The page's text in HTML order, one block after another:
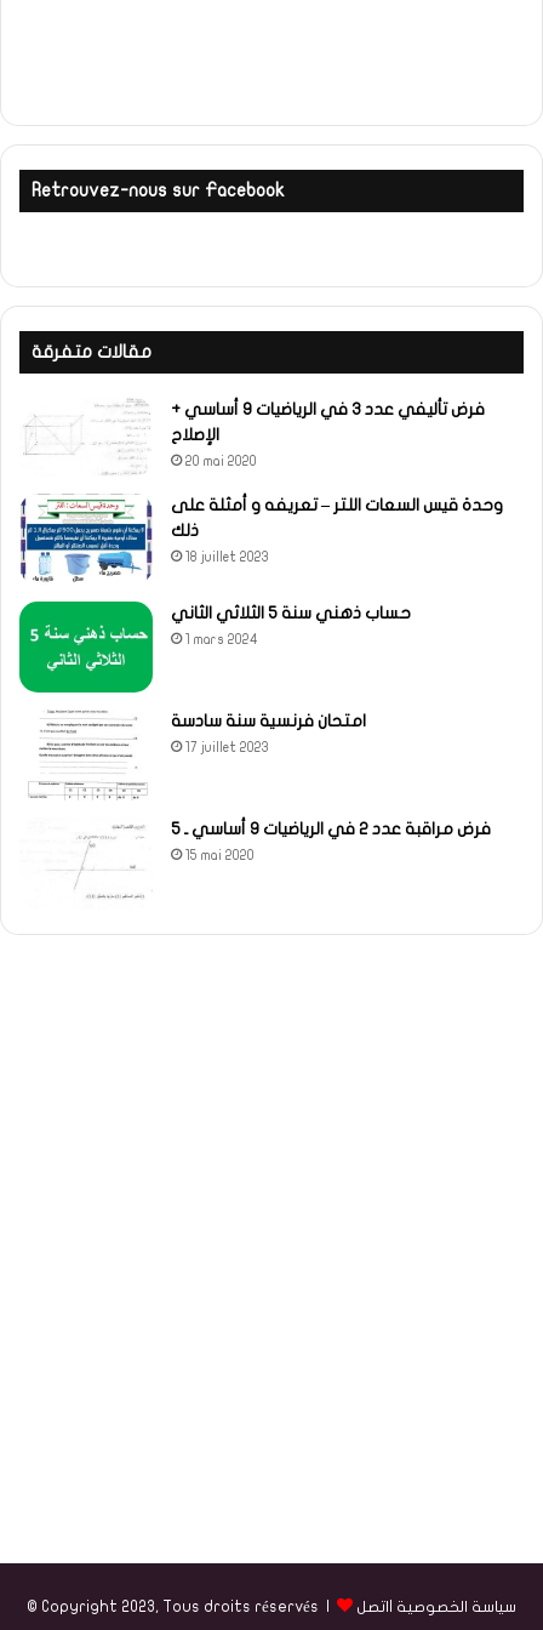
Retrouvez-nous sur Facebook
مقالات متفرقة
فرض تأليفي عدد 3 في الرياضيات 9 أساسي +
الإصلاح
20 mai 2020
وحدة قيس السعات اللتر – تعريفه و أمثلة على
ذلك
18 juillet 2023
حساب ذهني سنة 5 الثلاثي الثاني
1 mars 2024
امتحان فرنسية سنة سادسة
17 juillet 2023
فرض مراقبة عدد 2 في الرياضيات 9 أساسي ـ 5
15 mai 2020
© Copyright 2023, Tous droits réservés | سياسة الخصوصية اتصل